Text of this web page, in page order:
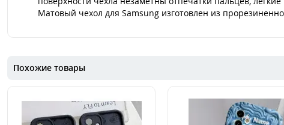
Матовый чехол для Samsung изготовлен из
Похожие товары